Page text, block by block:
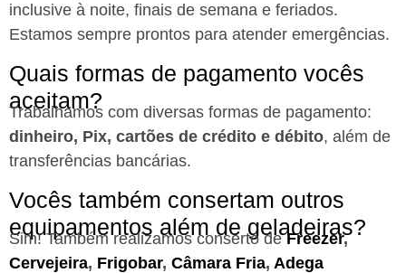
inclusive à noite, finais de semana e feriados.
Estamos sempre prontos para atender emergências.
Quais formas de pagamento vocês
aceitam?
Trabalhamos com diversas formas de pagamento:
dinheiro, Pix, cartões de crédito e débito, além de
transferências bancárias.
Vocês também consertam outros
equipamentos além de geladeiras?
Sim! Também realizamos conserto deFreezer,
Cervejeira, Frigobar, Câmara Fria, Adega